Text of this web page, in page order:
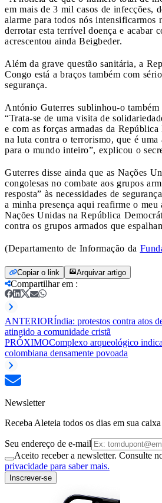
em mais de 3 mil casos de infecções,
alarme para todos nós intensificarmos
derrotar esta terrível doença e acabar
acrescentou ainda Beigbeder.
Além da grave questão sanitária, a
Congo está a braços também com
segurança.
António Guterres sublinhou-o também
“Trata-se de uma visita de
e com as forças armadas da
na luta contra o terrorismo, que é uma
para o mundo inteiro”, explicou o
Guterres disse ainda que as Nações
congolesas no combate aos grupos
resposta” às necessidades de
a minha presença aqui reafirme o
Nações Unidas na República
contra os grupos armados que
(Departamento de Informação da
Copiar o link Arquivar artigo
Compartilhar em :
ANTERIORÍndia: protestos contra atos
atingido a comunidade cristã
PRÓXIMOComplexo arqueológico
colombiana densamente povoada
Newsletter
Receba Aleteia todos os dias em sua
Seu endereço de e-mail
Aceito receber a newsletter. Consulte
privacidade para saber mais.
Inscrever-se